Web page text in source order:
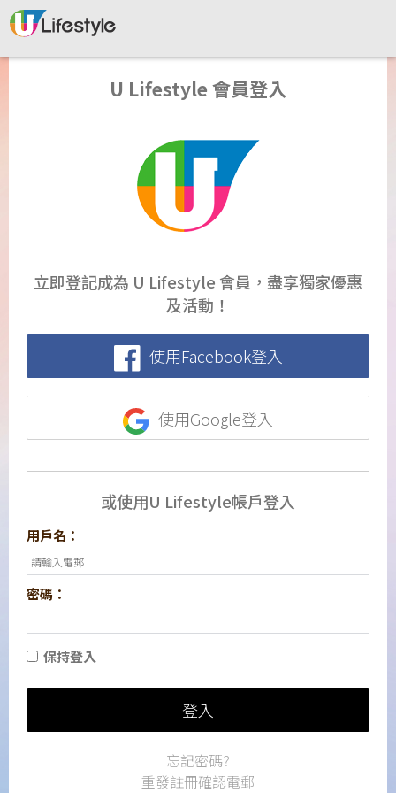
U Lifestyle 會員登入
立即登記成為 U Lifestyle 會員，盡享獨家優惠
及活動！
使用Facebook登入
使用Google登入
或使用U Lifestyle帳戶登入
用戶名：
密碼：
保持登入
登入
忘記密碼?
重發註冊確認電郵